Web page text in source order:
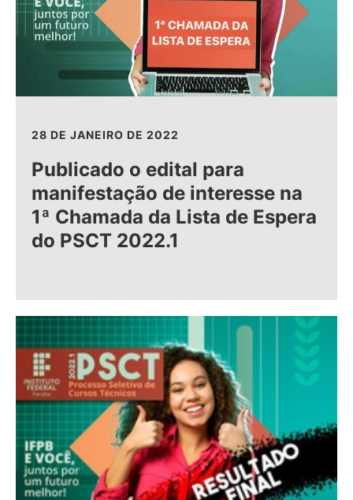
28 DE JANEIRO DE 2022
Publicado o edital para
manifestação de interesse na
1ª Chamada da Lista de Espera
do PSCT 2022.1